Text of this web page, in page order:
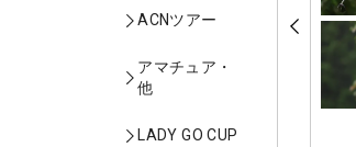
ACNツアー
アマチュア・
他
LADY GO CUP